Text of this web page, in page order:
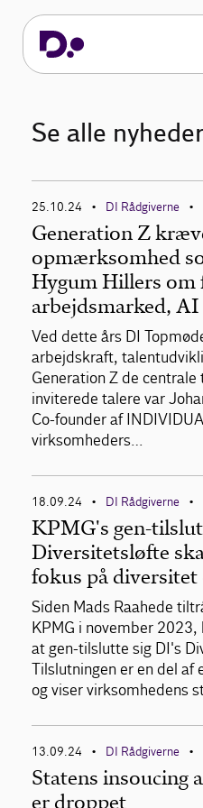
Se alle nyheder
25.10.24 • DI Rådgiverne •
Generation Z
opmærksomhed
Hygum Hillers om
arbejdsmarked,
Ved dette års DI
arbejdskraft,
Generation Z de
inviterede talere var
Co-founder af
virksomheders…
18.09.24 • DI Rådgiverne •
KPMG's gen-
Diversitetsløfte
fokus på
Siden Mads Raahede
KPMG i november
at gen-tilslutte sig DI's
Tilslutningen er en del af
og viser virksomhedens
13.09.24 • DI Rådgiverne •
Statens insoucing
er droppet